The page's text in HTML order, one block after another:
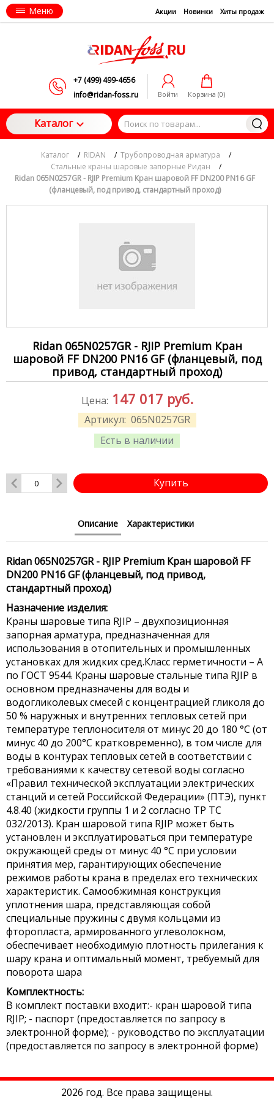
Меню Акции Новинки Хиты продаж
+7 (499) 499-4656
info@ridan-foss.ru
Войти Корзина (0)
Каталог
Каталог / RIDAN / Трубопроводная арматура
/
Стальные краны шаровые запорные Ридан
/
Ridan 065N0257GR - RJIP Premium Кран шаровой FF DN200 PN16 GF
(фланцевый, под привод, стандартный проход)
Ridan 065N0257GR - RJIP Premium Кран
шаровой FF DN200 PN16 GF (фланцевый, под
привод, стандартный проход)
Артикул: 065N0257GR
Есть в наличии
Цена: 147 017 руб.
Купить
Описание Характеристики
Ridan 065N0257GR - RJIP Premium Кран шаровой FF
DN200 PN16 GF (фланцевый, под привод,
стандартный проход)
Назначение изделия:
Краны шаровые типа RJIP – двухпозиционная
запорная арматура, предназначенная для
использования в отопительных и промышленных
установках для жидких сред.Класс герметичности – А
по ГОСТ 9544. Краны шаровые стальные типа RJIP в
основном предназначены для воды и
водогликолевых смесей с концентрацией гликоля до
50 % наружных и внутренних тепловых сетей при
температуре теплоносителя от минус 20 до 180 °С (от
минус 40 до 200°С кратковременно), в том числе для
воды в контурах тепловых сетей в соответствии с
требованиями к качеству сетевой воды согласно
«Правил технической эксплуатации электрических
станций и сетей Российской Федерации» (ПТЭ), пункт
4.8.40 (жидкости группы 1 и 2 согласно ТР ТС
032/2013). Кран шаровой типа RJIP может быть
установлен и эксплуатироваться при температуре
окружающей среды от минус 40 °С при условии
принятия мер, гарантирующих обеспечение
режимов работы крана в пределах его технических
характеристик. Самообжимная конструкция
уплотнения шара, представляющая собой
специальные пружины с двумя кольцами из
фторопласта, армированного углеволокном,
обеспечивает необходимую плотность прилегания к
шару крана и оптимальный момент, требуемый для
поворота шара
Комплектность:
В комплект поставки входит:- кран шаровой типа
RJIP; - паспорт (предоставляется по запросу в
электронной форме); - руководство по эксплуатации
(предоставляется по запросу в электронной форме)
2026 год. Все права защищены.